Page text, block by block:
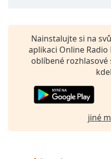
dialog
Nainstalujte si na
aplikaci Online
oblíbené rozhlasové
jiné